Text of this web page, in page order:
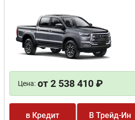
Цена: от 2 538 410 ₽
в Кредит В Трейд-Ин